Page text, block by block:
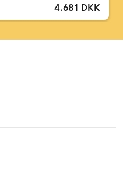
4.681 DKK